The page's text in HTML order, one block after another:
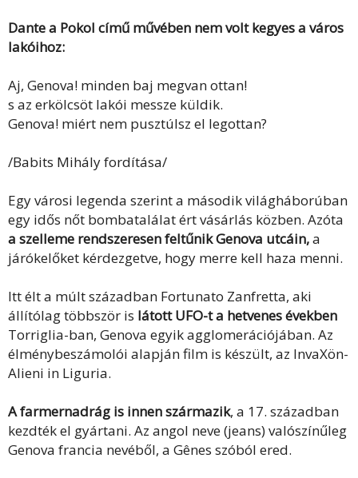
Dante a Pokol című művében nem volt kegyes a város
lakóihoz:
Aj, Genova! minden baj megvan ottan!
s az erkölcsöt lakói messze küldik.
Genova! miért nem pusztúlsz el legottan?
/Babits Mihály fordítása/
Egy városi legenda szerint a második világháborúban
egy idős nőt bombatalálat ért vásárlás közben. Azóta
a szelleme rendszeresen feltűnik Genova utcáin,a
járókelőket kérdezgetve, hogy merre kell haza menni.
Itt élt a múlt században Fortunato Zanfretta, aki
állítólag többször is látott UFO-t a hetvenes években
Torriglia-ban, Genova egyik agglomerációjában. Az
élménybeszámolói alapján film is készült, az InvaXön-
Alieni in Liguria.
A farmernadrág is innen származik, a 17. században
kezdték el gyártani. Az angol neve (jeans) valószínűleg
Genova francia nevéből, a Gênes szóból ered.